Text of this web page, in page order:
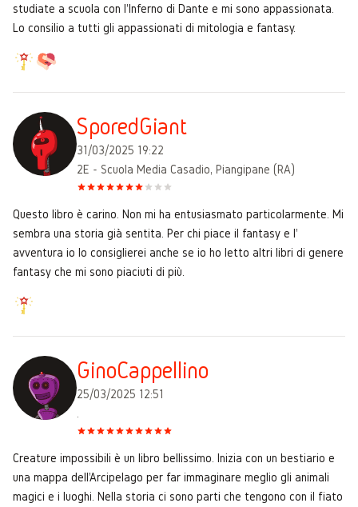
studiate a scuola con l'Inferno di Dante e mi sono appassionata.
Lo consilio a tutti gli appassionati di mitologia e fantasy.
SporedGiant
31/03/2025 19:22
2E - Scuola Media Casadio, Piangipane (RA)
Questo libro è carino. Non mi ha entusiasmato particolarmente. Mi
sembra una storia già sentita. Per chi piace il fantasy e l'
avventura io lo consiglierei anche se io ho letto altri libri di genere
fantasy che mi sono piaciuti di più.
GinoCappellino
25/03/2025 12:51
Creature impossibili è un libro bellissimo. Inizia con un bestiario e
una mappa dell'Arcipelago per far immaginare meglio gli animali
magici e i luoghi. Nella storia ci sono parti che tengono con il fiato